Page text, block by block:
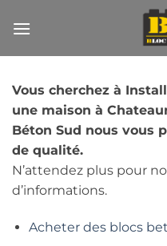
au
Vous cherchez à
une maison à
Béton Sud nous vous
de qualité.
N’attendez plus pour
d’informations.
Acheter des blocs